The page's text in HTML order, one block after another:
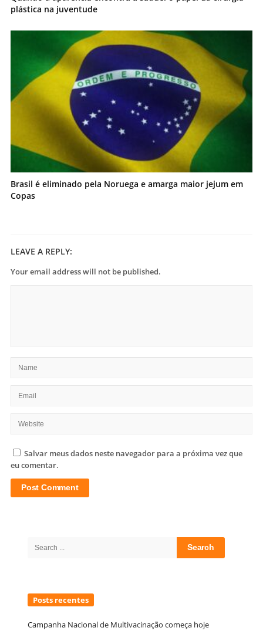
plástica na juventude
Brasil é eliminado pela Noruega e amarga maior jejum em
Copas
LEAVE A REPLY:
Your email address will not be published.
Salvar meus dados neste navegador para a próxima vez que
eu comentar.
Search
Posts recentes
Campanha Nacional de Multivacinação começa hoje